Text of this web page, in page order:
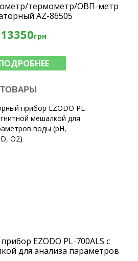
термометр/ОВП-метр
AZ-86505
13350грн
EZODO PL-700ALS с
для анализа параметров